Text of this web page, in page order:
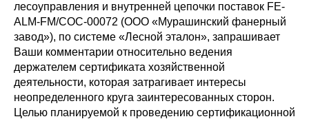
лесоуправления и внутренней цепочки поставок FE-
ALM-FM/COC-00072 (ООО «Мурашинский фанерный
завод»), по системе «Лесной эталон», запрашивает
Ваши комментарии относительно ведения
держателем сертификата хозяйственной
деятельности, которая затрагивает интересы
неопределенного круга заинтересованных сторон.
Целью планируемой к проведению сертификационной